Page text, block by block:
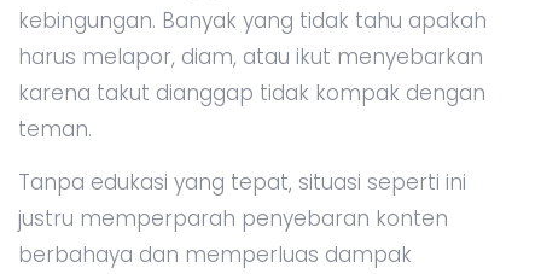
kebingungan. Banyak yang tidak tahu apakah
harus melapor, diam, atau ikut menyebarkan
karena takut dianggap tidak kompak dengan
teman.
Tanpa edukasi yang tepat, situasi seperti ini
justru memperparah penyebaran konten
berbahaya dan memperluas dampak